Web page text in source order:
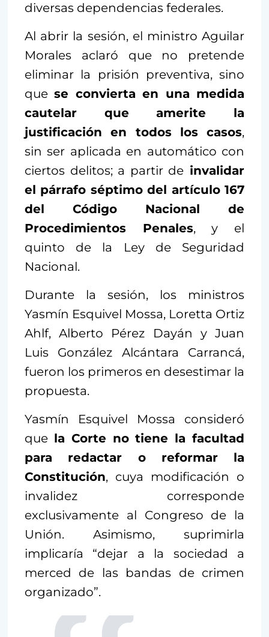
diversas dependencias federales.
Al abrir la sesión, el ministro Aguilar
Morales aclaró que no pretende
eliminar la prisión preventiva, sino
quese convierta en una medida
cautelar que amerite la
justificación en todos los casos,
sin ser aplicada en automático con
ciertos delitos; a partir de invalidar
el párrafo séptimo del artículo 167
del Código Nacional de
Procedimientos Penales, y el
quinto de la Ley de Seguridad
Nacional.
Durante la sesión, los ministros
Yasmín Esquivel Mossa, Loretta Ortiz
Ahlf, Alberto Pérez Dayán y Juan
Luis González Alcántara Carrancá,
fueron los primeros en desestimar la
propuesta.
Yasmín Esquivel Mossa consideró
que la Corte no tiene la facultad
para redactar o reformar la
Constitución, cuya modificación o
invalidez corresponde
exclusivamente al Congreso de la
Unión. Asimismo, suprimirla
implicaría “dejar a la sociedad a
merced de las bandas de crimen
organizado”.